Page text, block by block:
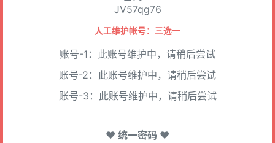
JV57qg76
人工维护帐号：三选一
账号-1：此账号维护中，请稍后尝试
账号-2：此账号维护中，请稍后尝试
账号-3：此账号维护中，请稍后尝试
♥ 统一密码 ♥